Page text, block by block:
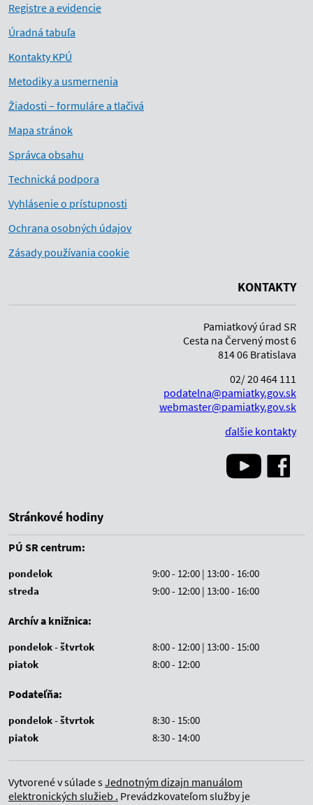
Registre a evidencie
Úradná tabuľa
Kontakty KPÚ
Metodiky a usmernenia
Žiadosti – formuláre a tlačivá
Mapa stránok
Správca obsahu
Technická podpora
Vyhlásenie o prístupnosti
Ochrana osobných údajov
Zásady používania cookie
KONTAKTY
Pamiatkový úrad SR
Cesta na Červený most 6
814 06 Bratislava
02/ 20 464 111
podatelna@pamiatky.gov.sk
webmaster@pamiatky.gov.sk
ďalšie kontakty
Stránkové hodiny
PÚ SR centrum:
pondelok
9:00 - 12:00 | 13:00 - 16:00
streda
9:00 - 12:00 | 13:00 - 16:00
Archív a knižnica:
pondelok - štvrtok
8:00 - 12:00 | 13:00 - 15:00
piatok
8:00 - 12:00
Podateľňa:
pondelok - štvrtok
8:30 - 15:00
piatok
8:30 - 14:00
Vytvorené v súlade sJednotným dizajn manuálom
elektronických služieb . Prevádzkovateľom služby je